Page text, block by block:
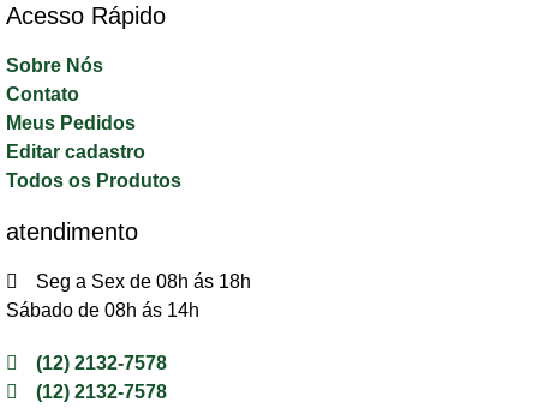
Acesso Rápido​
Sobre Nós
Contato
Meus Pedidos
Editar cadastro
Todos os Produtos
atendimento
Seg a Sex de 08h ás 18h
Sábado de 08h ás 14h
(12) 2132-7578
(12) 2132-7578